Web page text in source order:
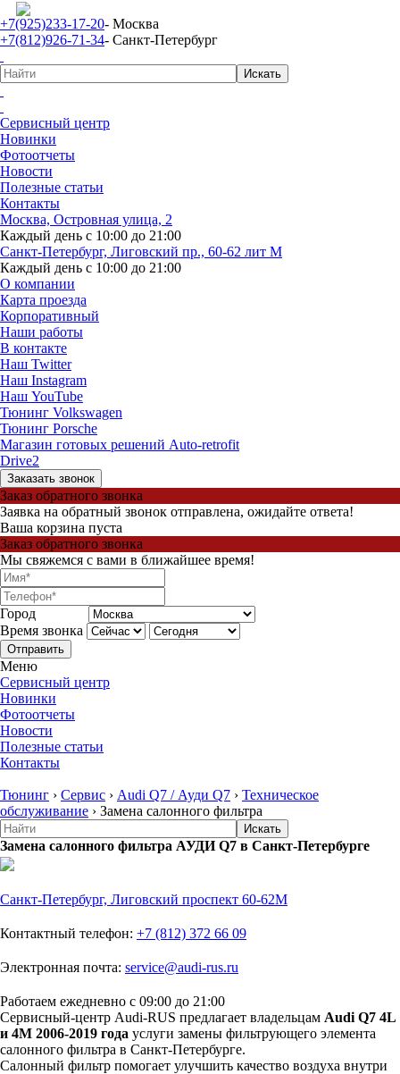
+7(925)233-17-20- Москва
+7(812)926-71-34- Санкт-Петербург
Сервисный центр
Новинки
Фотоотчеты
Новости
Полезные статьи
Контакты
Москва, Островная улица, 2
Каждый день с 10:00 до 21:00
Санкт-Петербург, Лиговский пр., 60-62 лит М
Каждый день с 10:00 до 21:00
О компании
Карта проезда
Корпоративный
Наши работы
В контакте
Наш Twitter
Наш Instagram
Наш YouTube
Тюнинг Volkswagen
Тюнинг Porsche
Магазин готовых решений Auto-retrofit
Drive2
Заказать звонок
Заказ обратного звонка
Заявка на обратный звонок отправлена, ожидайте ответа!
Ваша корзина пуста
Заказ обратного звонка
Мы свяжемся с вами в ближайшее время!
Город
Время звонка
Отправить
Меню
Сервисный центр
Новинки
Фотоотчеты
Новости
Полезные статьи
Контакты
Тюнинг › Сервис › Audi Q7 / Ауди Q7 › Техническое
обслуживание › Замена салонного фильтра
Замена салонного фильтра АУДИ Q7 в Санкт-Петербурге
Санкт-Петербург, Лиговский проспект 60-62М
Контактный телефон: +7 (812) 372 66 09
Электронная почта: service@audi-rus.ru
Работаем ежедневно с 09:00 до 21:00
Сервисный-центр Audi-RUS предлагает владельцам Audi Q7 4L
и 4M 2006-2019 года услуги замены фильтрующего элемента
салонного фильтра в Санкт-Петербурге.
Салонный фильтр помогает улучшить качество воздуха внутри